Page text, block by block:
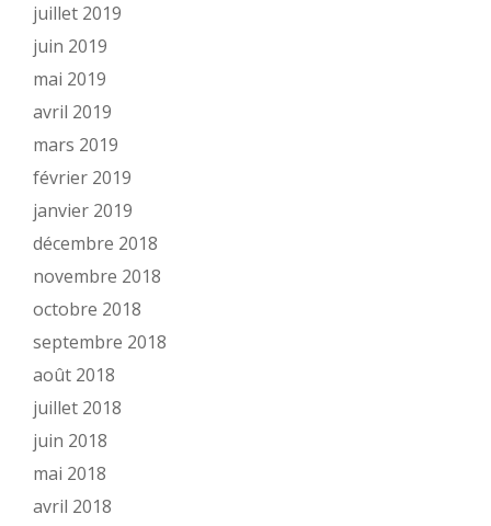
juillet 2019
juin 2019
mai 2019
avril 2019
mars 2019
février 2019
janvier 2019
décembre 2018
novembre 2018
octobre 2018
septembre 2018
août 2018
juillet 2018
juin 2018
mai 2018
avril 2018